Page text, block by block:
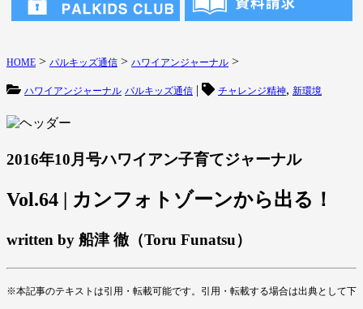
HOME > パルキッズ通信 > ハワイアンジャーナル >
ハワイアンジャーナル パルキッズ通信 | チャレンジ精神, 新環境
2016年10月号ハワイアン子育てジャーナル
Vol.64 | カンフォトゾーンから出る！
written by 船津 徹（Toru Funatsu）
※本記事のテキストは引用・転載可能です。引用・転載する場合は出典として下